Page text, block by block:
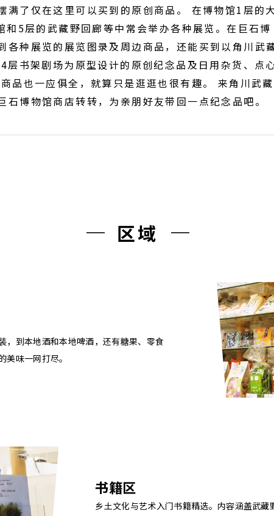
满了仅在这里可以买到的原创商品。 在博物馆1层的大
5层的武藏野回廊等中常会举办各种展览。在巨石博
各种展览的展览图录及周边商品，还能买到以角川武
层书架剧场为原型设计的原创纪念品及日用杂货、点
品也一应俱全，就算只是逛逛也很有趣。 来角川武藏
石博物馆商店转转，为亲朋好友带回一点纪念品吧。
区域
，到本地酒和本地啤酒，还有糖果、零食
美味一网打尽。
书籍区
乡土文化与艺术入门书籍精选。内容涵盖武藏